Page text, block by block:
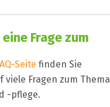
Frage zum
Seite finden Sie
viele Fragen zum Thema
-pflege.